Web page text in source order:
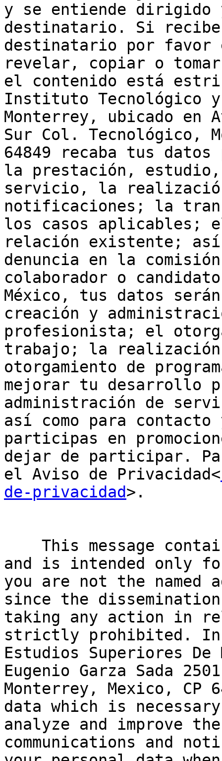
y se entiende dirigido
destinatario. Si
destinatario por
revelar, copiar o
el contenido está
Instituto Tecnológico y
Monterrey, ubicado en
Sur Col. Tecnológico,
64849 recaba tus
la prestación,
servicio, la realización
notificaciones; la
los casos aplicables;
relación existente; así
denuncia en la
colaborador o
México, tus datos
creación y
profesionista; el
trabajo; la
otorgamiento de
mejorar tu desarrollo
administración de
así como para
participas en
dejar de participar.
el Aviso de Privacidad<
de-privacidad>.
and is intended only
you are not the named
since the
taking any action in
strictly prohibited.
Estudios Superiores
Eugenio Garza Sada
Monterrey, Mexico, CP
data which is
analyze and improve
communications and